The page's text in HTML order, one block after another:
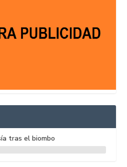
tras el biombo